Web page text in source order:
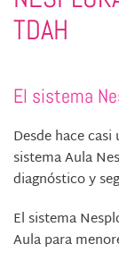
TDAH
El sistema
Desde hace
sistema Aula
diagnóstico y
El sistema
Aula para